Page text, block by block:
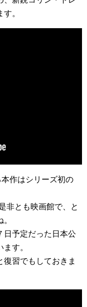
。
作はシリーズ初の
非とも映画館で、と
日予定だった日本公
す。
習でもしておきま